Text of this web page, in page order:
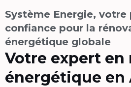
Système Energie, votre
confiance pour la
énergétique globale​​
Votre expert en
énergétique en